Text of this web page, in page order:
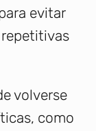
evitar
volverse
como